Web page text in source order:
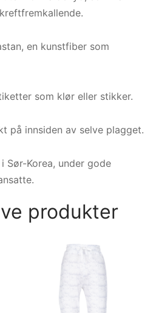
en kunstfiber som
som klør eller stikker.
på innsiden av selve plagget.
Sør-Korea, under gode
produkter